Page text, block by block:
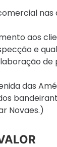
nas
aos
e
de
das
Novaes.)